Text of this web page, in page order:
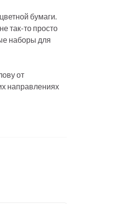
бумаги.
так-то просто
наборы для
от
направлениях